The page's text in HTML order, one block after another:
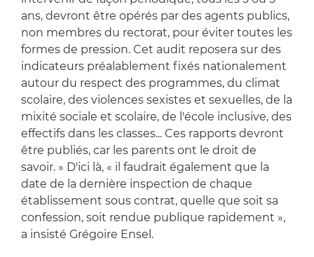
ans, devront être opérés par des agents publics,
non membres du rectorat, pour éviter toutes les
formes de pression. Cet audit reposera sur des
indicateurs préalablement fixés nationalement
autour du respect des programmes, du climat
scolaire, des violences sexistes et sexuelles, de la
mixité sociale et scolaire, de l'école inclusive, des
effectifs dans les classes... Ces rapports devront
être publiés, car les parents ont le droit de
savoir. » D'ici là, « il faudrait également que la
date de la dernière inspection de chaque
établissement sous contrat, quelle que soit sa
confession, soit rendue publique rapidement »,
a insisté Grégoire Ensel.